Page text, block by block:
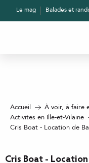
AllerLe mag Balades et
Accueil
À voir, à faire
Activités en Ille-et-Vilaine
Cris Boat - Location de
Cris Boat -